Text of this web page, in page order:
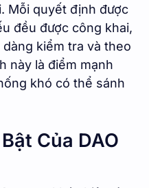
Mỗi quyết định được
đều được công khai,
kiểm tra và theo
này là điểm mạnh
khó có thể sánh
Của DAO